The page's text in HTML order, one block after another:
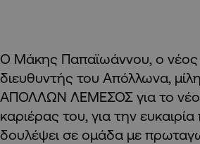
Ο Μάκης Παπαϊωάννου, ο νέος
διευθυντής του Απόλλωνα,
ΑΠΟΛΛΩΝ ΛΕΜΕΣΟΣ για το
καριέρας του, για την
δουλέψει σε ομάδα με